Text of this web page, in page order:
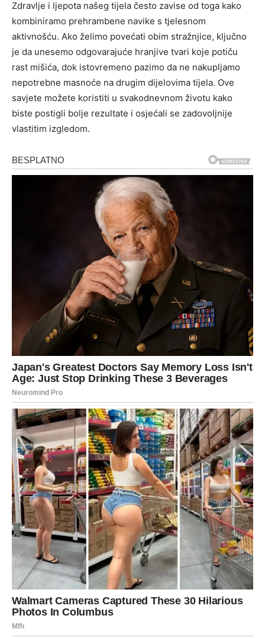
Zdravlje i ljepota našeg tijela često zavise od toga kako
kombiniramo prehrambene navike s tjelesnom
aktivnošću. Ako želimo povećati obim stražnjice, ključno
je da unesemo odgovarajuće hranjive tvari koje potiču
rast mišića, dok istovremeno pazimo da ne nakupljamo
nepotrebne masnoće na drugim dijelovima tijela. Ove
savjete možete koristiti u svakodnevnom životu kako
biste postigli bolje rezultate i osjećali se zadovoljnije
vlastitim izgledom.